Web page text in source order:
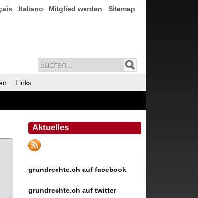
Italiano Mitglied werden Sitemap
Links
Aktuelles
grundrechte.ch auf facebook
grundrechte.ch auf twitter